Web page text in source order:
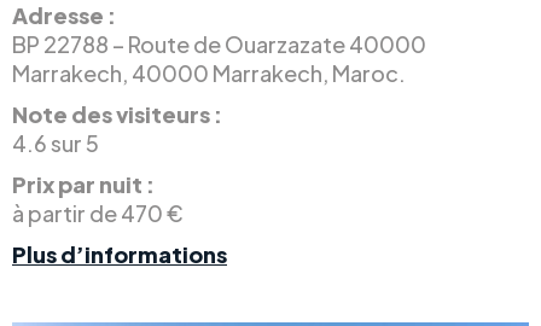
Adresse :
BP 22788 – Route de Ouarzazate 40000
Marrakech, 40000 Marrakech, Maroc.
Note des visiteurs :
4.6 sur 5
Prix par nuit :
à partir de 470 €
Plus d’informations